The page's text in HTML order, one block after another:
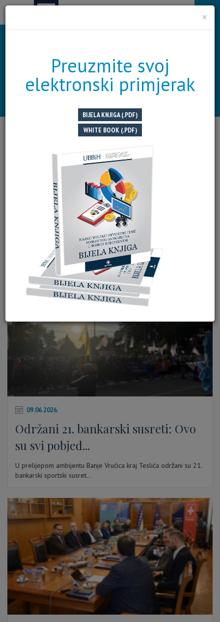
institucijama u okruženju i
inostranstvu
Kratke vijesti
09.06.2026.
Održani 21. bankarski susreti: Ovo
su svi pobjed...
U prelijepom ambijentu Banje Vrućica kraj Teslića održani su 21.
bankarski sportski susret...
×
Preuzmite svoj
elektronski primjerak
BIJELA KNJIGA (.PDF)
WHITE BOOK (.PDF)